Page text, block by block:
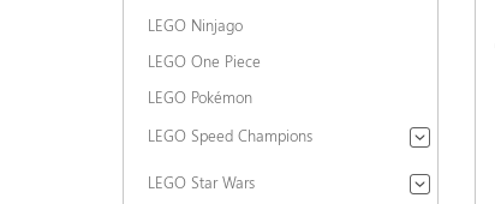
LEGO Ninjago
LEGO One Piece
LEGO Pokémon
LEGO Speed Champions
LEGO Star Wars